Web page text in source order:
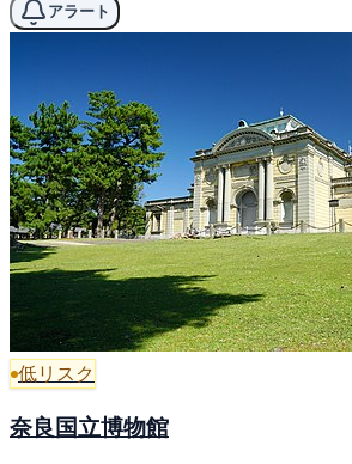
アラート
低リスク
奈良国立博物館